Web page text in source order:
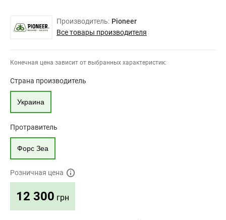
Производитель: Pioneer
Все товары производителя
Конечная цена зависит от выбранных характеристик:
Страна производитель
Украина
Протравитель
Форс Зеа
Розничная цена
12 300 грн